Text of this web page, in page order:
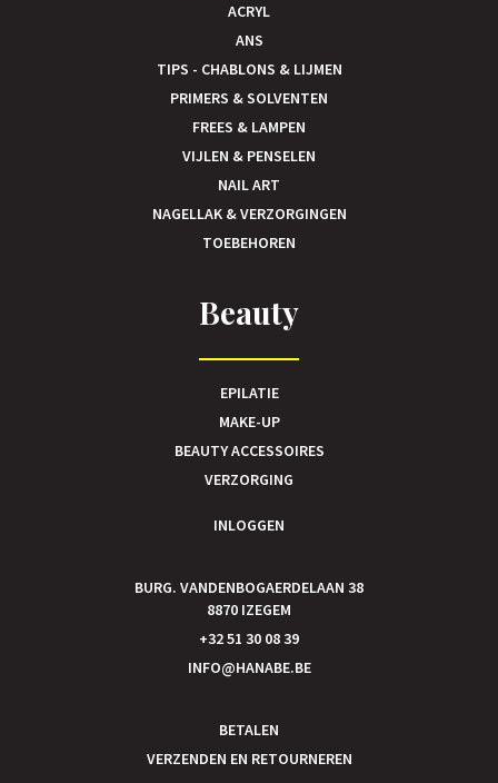
ACRYL
ANS
TIPS - CHABLONS & LIJMEN
PRIMERS & SOLVENTEN
FREES & LAMPEN
VIJLEN & PENSELEN
NAIL ART
NAGELLAK & VERZORGINGEN
TOEBEHOREN
Beauty
EPILATIE
MAKE-UP
BEAUTY ACCESSOIRES
VERZORGING
INLOGGEN
BURG. VANDENBOGAERDELAAN 38
8870 IZEGEM
+32 51 30 08 39
INFO@HANABE.BE
BETALEN
VERZENDEN EN RETOURNEREN